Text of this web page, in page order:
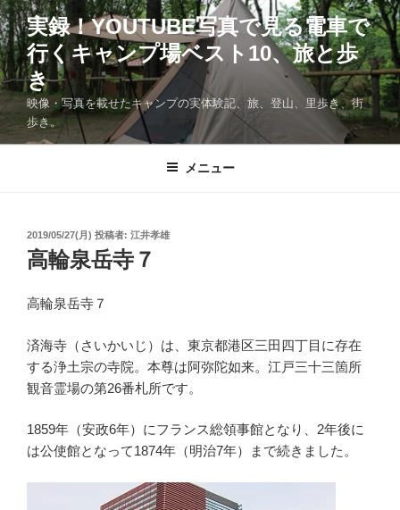
コ
ン
テ
ン
ツ
へ
ス
実録！YOUTUBE写真で見る電車で
行くキャンプ場ベスト10、旅と歩
き
映像・写真を載せたキャンプの実体験記、旅、登山、里歩き、街
歩き。
メニュー
投
稿
日:
2019/05/27(月) 投稿者: 江井孝雄
高輪泉岳寺７
高輪泉岳寺７
済海寺（さいかいじ）は、東京都港区三田四丁目に存在
する浄土宗の寺院。本尊は阿弥陀如来。江戸三十三箇所
観音霊場の第26番札所です。
1859年（安政6年）にフランス総領事館となり、2年後に
は公使館となって1874年（明治7年）まで続きました。